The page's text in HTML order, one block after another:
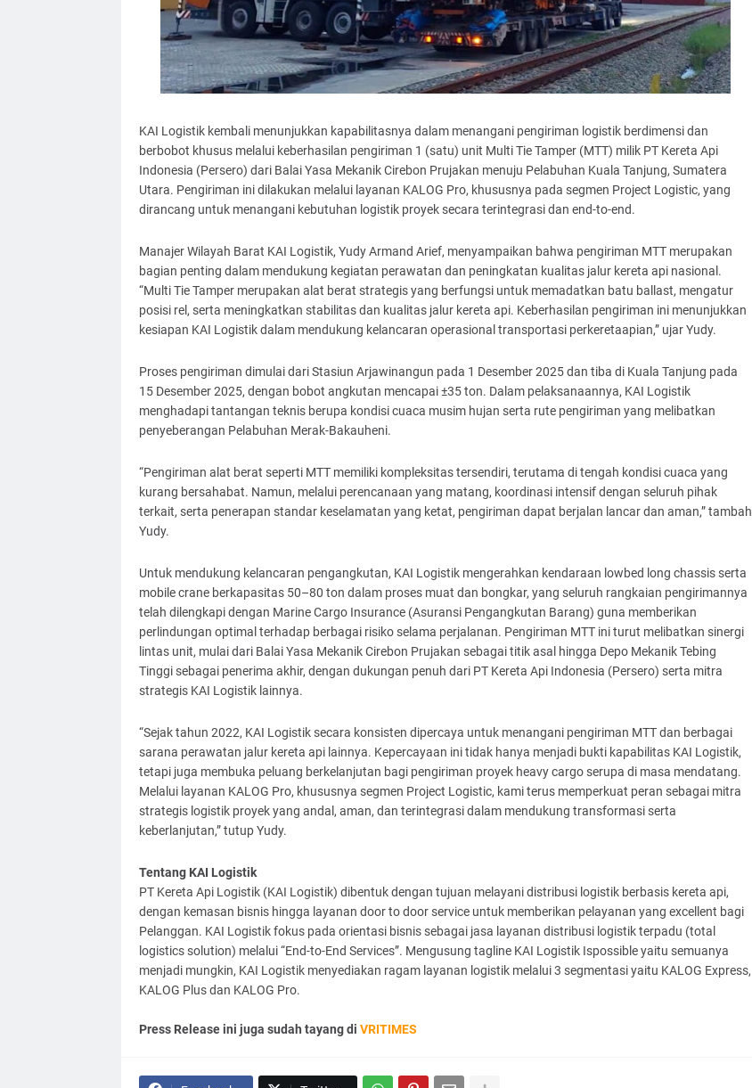
KAI Logistik kembali menunjukkan kapabilitasnya dalam menangani pengiriman logistik berdimensi dan
berbobot khusus melalui keberhasilan pengiriman 1 (satu) unit Multi Tie Tamper (MTT) milik PT Kereta Api
Indonesia (Persero) dari Balai Yasa Mekanik Cirebon Prujakan menuju Pelabuhan Kuala Tanjung, Sumatera
Utara. Pengiriman ini dilakukan melalui layanan KALOG Pro, khususnya pada segmen Project Logistic, yang
dirancang untuk menangani kebutuhan logistik proyek secara terintegrasi dan end-to-end.
Manajer Wilayah Barat KAI Logistik, Yudy Armand Arief, menyampaikan bahwa pengiriman MTT merupakan
bagian penting dalam mendukung kegiatan perawatan dan peningkatan kualitas jalur kereta api nasional.
“Multi Tie Tamper merupakan alat berat strategis yang berfungsi untuk memadatkan batu ballast, mengatur
posisi rel, serta meningkatkan stabilitas dan kualitas jalur kereta api. Keberhasilan pengiriman ini menunjukkan
kesiapan KAI Logistik dalam mendukung kelancaran operasional transportasi perkeretaapian,” ujar Yudy.
Proses pengiriman dimulai dari Stasiun Arjawinangun pada 1 Desember 2025 dan tiba di Kuala Tanjung pada
15 Desember 2025, dengan bobot angkutan mencapai ±35 ton. Dalam pelaksanaannya, KAI Logistik
menghadapi tantangan teknis berupa kondisi cuaca musim hujan serta rute pengiriman yang melibatkan
penyeberangan Pelabuhan Merak-Bakauheni.
“Pengiriman alat berat seperti MTT memiliki kompleksitas tersendiri, terutama di tengah kondisi cuaca yang
kurang bersahabat. Namun, melalui perencanaan yang matang, koordinasi intensif dengan seluruh pihak
terkait, serta penerapan standar keselamatan yang ketat, pengiriman dapat berjalan lancar dan aman,” tambah
Yudy.
Untuk mendukung kelancaran pengangkutan, KAI Logistik mengerahkan kendaraan lowbed long chassis serta
mobile crane berkapasitas 50–80 ton dalam proses muat dan bongkar, yang seluruh rangkaian pengirimannya
telah dilengkapi dengan Marine Cargo Insurance (Asuransi Pengangkutan Barang) guna memberikan
perlindungan optimal terhadap berbagai risiko selama perjalanan. Pengiriman MTT ini turut melibatkan sinergi
lintas unit, mulai dari Balai Yasa Mekanik Cirebon Prujakan sebagai titik asal hingga Depo Mekanik Tebing
Tinggi sebagai penerima akhir, dengan dukungan penuh dari PT Kereta Api Indonesia (Persero) serta mitra
strategis KAI Logistik lainnya.
“Sejak tahun 2022, KAI Logistik secara konsisten dipercaya untuk menangani pengiriman MTT dan berbagai
sarana perawatan jalur kereta api lainnya. Kepercayaan ini tidak hanya menjadi bukti kapabilitas KAI Logistik,
tetapi juga membuka peluang berkelanjutan bagi pengiriman proyek heavy cargo serupa di masa mendatang.
Melalui layanan KALOG Pro, khususnya segmen Project Logistic, kami terus memperkuat peran sebagai mitra
strategis logistik proyek yang andal, aman, dan terintegrasi dalam mendukung transformasi serta
keberlanjutan,” tutup Yudy.
Tentang KAI Logistik
PT Kereta Api Logistik (KAI Logistik) dibentuk dengan tujuan melayani distribusi logistik berbasis kereta api,
dengan kemasan bisnis hingga layanan door to door service untuk memberikan pelayanan yang excellent bagi
Pelanggan. KAI Logistik fokus pada orientasi bisnis sebagai jasa layanan distribusi logistik terpadu (total
logistics solution) melalui “End-to-End Services”. Mengusung tagline KAI Logistik Ispossible yaitu semuanya
menjadi mungkin, KAI Logistik menyediakan ragam layanan logistik melalui 3 segmentasi yaitu KALOG Express,
KALOG Plus dan KALOG Pro.
Press Release ini juga sudah tayang di VRITIMES